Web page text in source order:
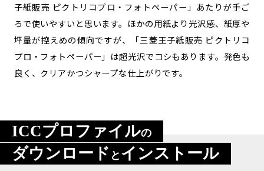
子紙販売 ピクトリコプロ・フォトペーパー」あたりが手ご
ろで使いやすいと思います。ほかの用紙より光沢感、紙厚や
坪量が控えめの傾向ですが、「三菱王子紙販売 ピクトリコ
プロ・フォトペーパー」は超光沢でコシもあります。発色も
良く、クリアかつシャープな仕上がりです。
ICCプロファイルの
ダウンロード と インストール